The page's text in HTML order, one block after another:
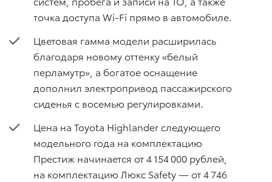
точка доступа Wi-Fi прямо в автомобиле.
Цветовая гамма модели расширилась
благодаря новому оттенку «белый
перламутр», а богатое оснащение
дополнил электропривод пассажирского
сиденья с восемью регулировками.
Цена на Toyota Highlander следующего
модельного года на комплектацию
Престиж начинается от 4 154 000 рублей,
на комплектацию Люкс Safety — от 4 746